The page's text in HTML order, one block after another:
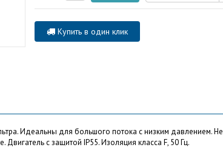
Купить в один клик
Идеальны для большого потока с низким давлением.
с защитой IP55. Изоляция класса F, 50 Гц.